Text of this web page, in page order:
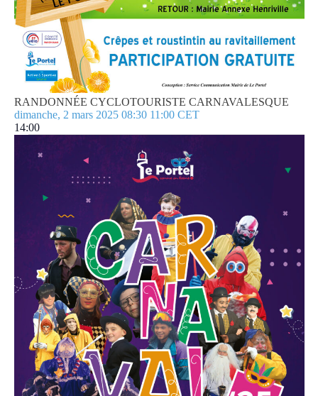
RANDONNÉE CYCLOTOURISTE CARNAVALESQUE
dimanche, 2 mars 2025 08:30 11:00 CET
14:00